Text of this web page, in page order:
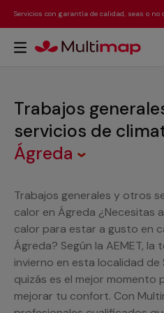
Servicios con garantía de calidad, seas o no
Trabajos
servicios de
Ágreda
Trabajos generales y otros
calor en Ágreda ¿Necesitas
calor para estar a gusto en
Ágreda? Según la AEMET,
invierno en esta localidad de
quizás es el mejor momento
mejorar tu confort. Con